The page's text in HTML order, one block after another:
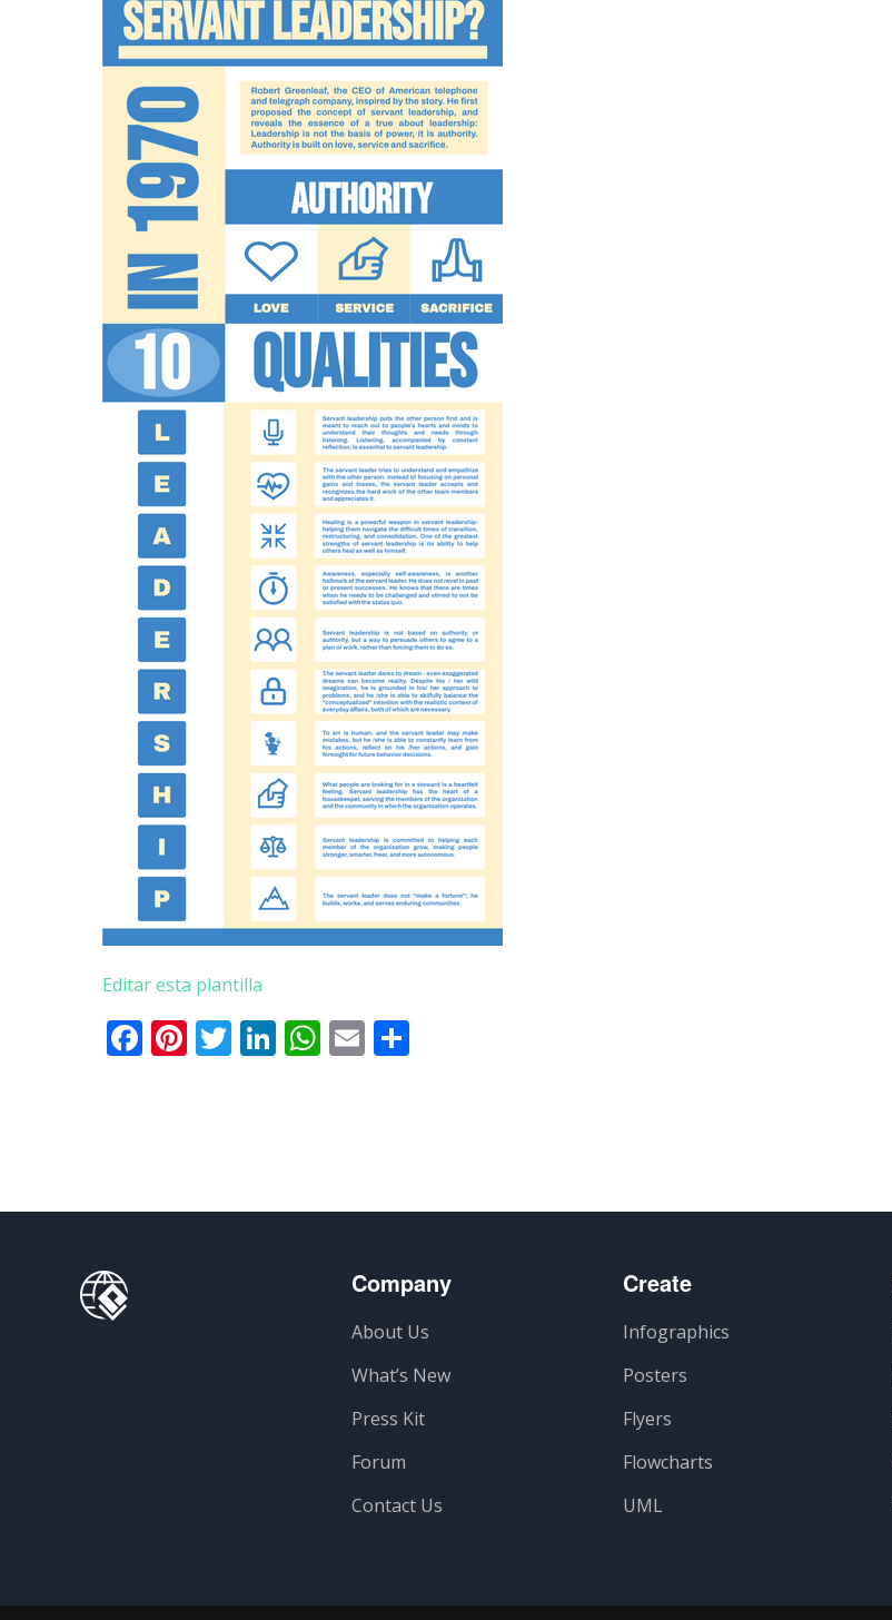
Editar esta plantilla
Facebook
Pinterest
Twitter
LinkedIn
WhatsApp
Email
Company
About Us
What’s New
Press Kit
Forum
Contact Us
Create
Infographics
Posters
Flyers
Flowcharts
UML